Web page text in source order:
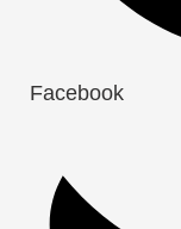
Facebook